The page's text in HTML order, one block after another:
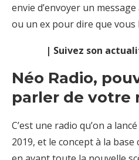
envie d’envoyer un
ou un ex pour dire que vous
| Suivez son
Néo Radio,
parler de votre
C’est une radio qu’on a
2019, et le concept à la